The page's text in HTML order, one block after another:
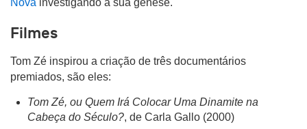
Filmes
Tom Zé inspirou a criação de três documentários
premiados, são eles:
Tom Zé, ou Quem Irá Colocar Uma Dinamite na
Cabeça do Século?, de Carla Gallo (2000)